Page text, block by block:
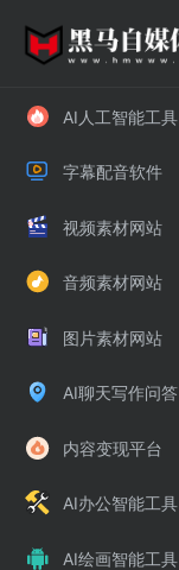
AI人工智能工具
字幕配音软件
视频素材网站
音频素材网站
图片素材网站
AI聊天写作问答
内容变现平台
AI办公智能工具
AI绘画智能工具